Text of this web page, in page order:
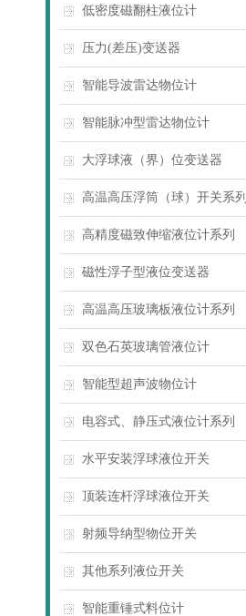
低密度磁翻柱液位计
压力(差压)变送器
智能导波雷达物位计
智能脉冲型雷达物位计
大浮球液（界）位变送器
高温高压浮筒（球）开关系列
高精度磁致伸缩液位计系列
磁性浮子型液位变送器
高温高压玻璃板液位计系列
双色石英玻璃管液位计
智能型超声波物位计
电容式、静压式液位计系列
水平安装浮球液位开关
顶装连杆浮球液位开关
射频导纳型物位开关
其他系列液位开关
智能重锤式料位计